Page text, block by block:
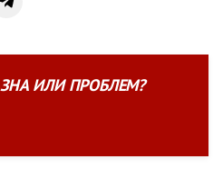
ИЛИПРОБЛЕМ?